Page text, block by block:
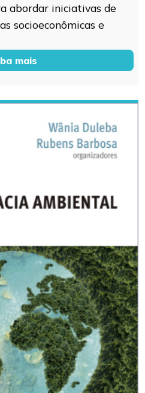
abordar iniciativas de
socioeconômicas e
mais